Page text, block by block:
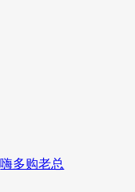
嗨多购老总